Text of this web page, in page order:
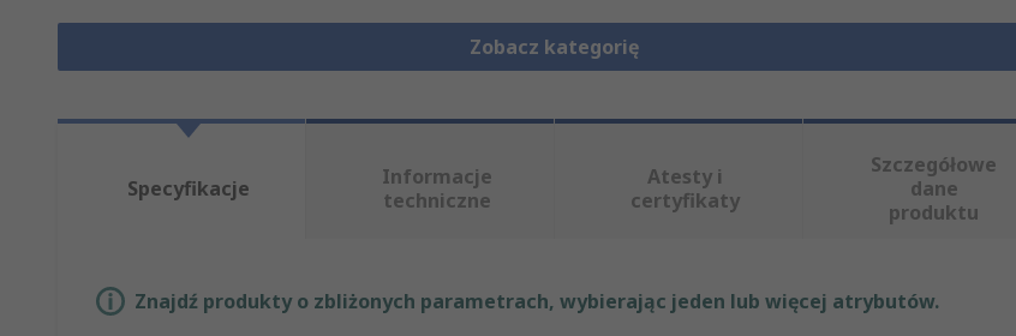
Zobacz kategorię
Specyfikacje
Informacje
techniczne
Atesty i
certyfikaty
Szczegółowe
dane
produktu
Znajdź produkty o zbliżonych parametrach, wybierając jeden lub więcej atrybutów.